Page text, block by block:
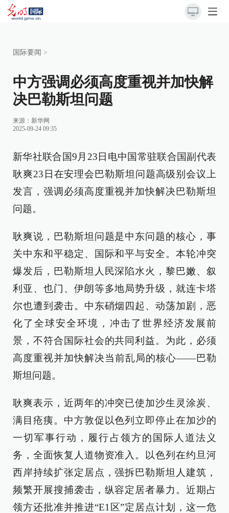
国际要闻 >
中方强调必须高度重视并加快解
决巴勒斯坦问题
来源： 新华网
2025-09-24 09:35
新华社联合国9月23日电中国常驻联合国副代表
耿爽23日在安理会巴勒斯坦问题高级别会议上
发言，强调必须高度重视并加快解决巴勒斯坦
问题。
耿爽说，巴勒斯坦问题是中东问题的核心，事
关中东和平稳定、国际和平与安全。本轮冲突
爆发后，巴勒斯坦人民深陷水火，黎巴嫩、叙
利亚、也门、伊朗等多地局势升级，就连卡塔
尔也遭到袭击。中东硝烟四起、动荡加剧，恶
化了全球安全环境，冲击了世界经济发展前
景，不符合国际社会的共同利益。为此，必须
高度重视并加快解决当前乱局的核心——巴勒
斯坦问题。
耿爽表示，近两年的冲突已使加沙生灵涂炭、
满目疮痍。中方敦促以色列立即停止在加沙的
一切军事行动，履行占领方的国际人道法义
务，全面恢复人道物资准入。以色列在约旦河
西岸持续扩张定居点，强拆巴勒斯坦人建筑，
频繁开展搜捕袭击，纵容定居者暴力。近期占
领方还批准并推进“E1区”定居点计划，这一危